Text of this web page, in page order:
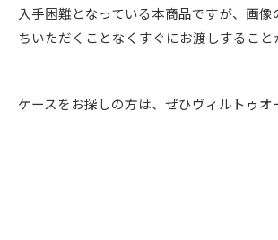
入手困難となっている本商品ですが、画
ちいただくことなくすぐにお渡しすること
ケースをお探しの方は、ぜひヴィルトゥオ